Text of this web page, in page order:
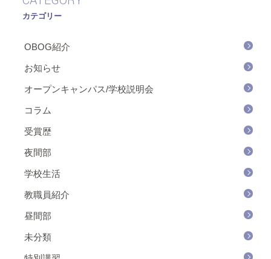
カテゴリー
OBOG紹介
お知らせ
オープンキャンパス/学校説明会
コラム
受賞歴
夜間部
学校生活
教職員紹介
昼間部
未分類